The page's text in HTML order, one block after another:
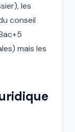
les
conseil
mais les